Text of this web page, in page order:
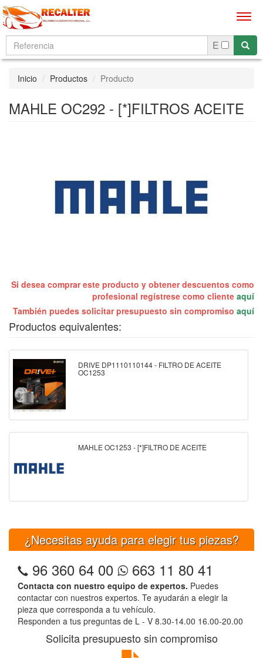
E
Inicio Productos Producto
MAHLE OC292 - [*]FILTROS ACEITE
Si desea comprar este producto y obtener descuentos como
profesional regístrese como cliente aquí
También puedes solicitar presupuesto sin compromiso aquí
Productos equivalentes:
DRIVE DP1110110144 - FILTRO DE ACEITE
OC1253
MAHLE OC1253 - [*]FILTRO DE ACEITE
¿Necesitas ayuda para elegir tus piezas?
96 360 64 00 663 11 80 41
Contacta con nuestro equipo de expertos. Puedes
contactar con nuestros expertos. Te ayudarán a elegir la
pieza que corresponda a tu vehículo.
Responden a tus preguntas de L - V 8.30-14.00 16.00-20.00
Solicita presupuesto sin compromiso